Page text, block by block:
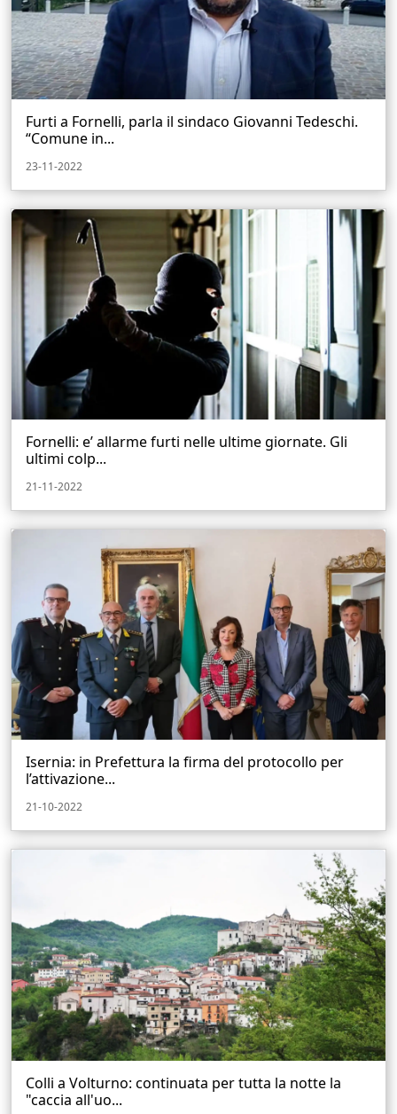
Furti a Fornelli, parla il sindaco Giovanni Tedeschi.
“Comune in...
23-11-2022
Fornelli: e’ allarme furti nelle ultime giornate. Gli
ultimi colp...
21-11-2022
Isernia: in Prefettura la firma del protocollo per
l’attivazione...
21-10-2022
Colli a Volturno: continuata per tutta la notte la
"caccia all'uo...